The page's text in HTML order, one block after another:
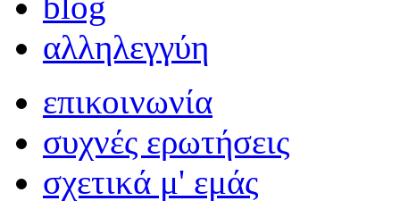
αλληλεγγύη
επικοινωνία
συχνές ερωτήσεις
σχετικά μ' εμάς